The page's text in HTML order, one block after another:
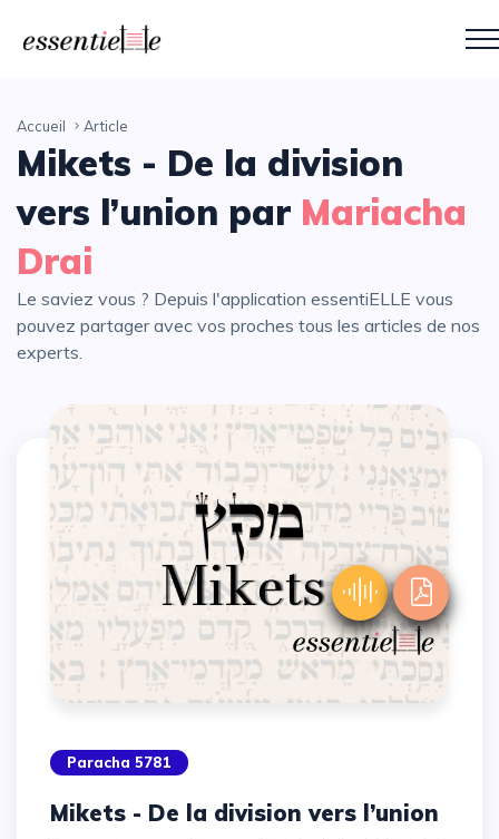
Accueil Article
Mikets - De la division
vers l’union par Mariacha
Drai
Le saviez vous ? Depuis l'application essentiELLE vous
pouvez partager avec vos proches tous les articles de nos
experts.
Paracha 5781
Mikets - De la division vers l’union